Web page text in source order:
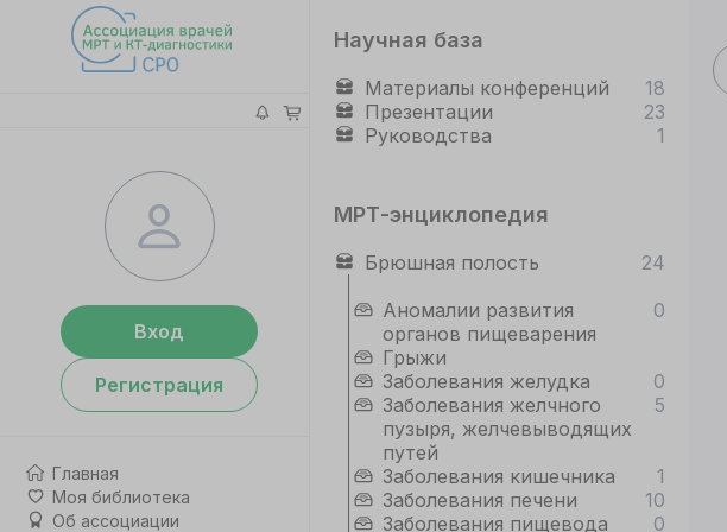
Вход
Регистрация
Главная
Моя библиотека
Об ассоциации
Научная база
Материалы конференций
18
Презентации
23
Руководства
1
МРТ-энциклопедия
Брюшная полость
24
Аномалии развития
органов пищеварения
0
Грыжи
Заболевания желудка
0
Заболевания желчного
пузыря, желчевыводящих
путей
5
Заболевания кишечника
1
Заболевания печени
10
Заболевания пищевода
0